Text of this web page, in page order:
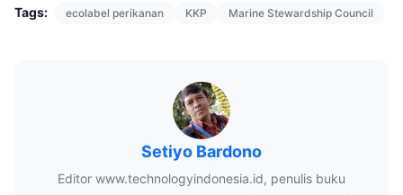
Tags: ecolabel perikanan KKP Marine Stewardship Council
Setiyo Bardono
Editor www.technologyindonesia.id, penulis buku